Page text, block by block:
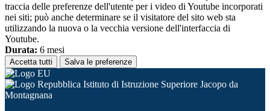
traccia delle preferenze dell'utente per i video di Youtube incorporati
nei siti; può anche determinare se il visitatore del sito web sta
utilizzando la nuova o la vecchia versione dell'interfaccia di
Youtube.
Durata: 6 mesi
Accetta tutti Salva le preferenze
Istituto di Istruzione Superiore Jacopo da
Montagnana